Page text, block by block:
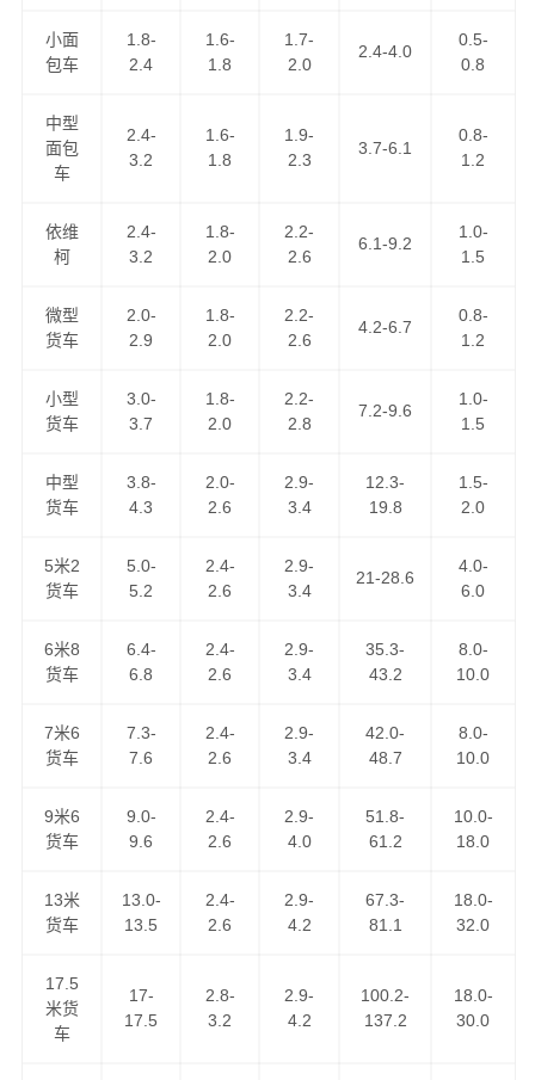
万信物流作为伊春到重庆物流公司
知名企业之一，运营伊
春到重庆货运专线近10年，以“安全、快捷、诚信、真诚”为
客户的认可，现已成为我司品牌专线之一，天天通过零担
货物资源整合发车前往重庆，可上门取货区域：伊美区,乌
力；
伊春到重庆货运公司
为工厂、贸易商、批发商等货主提供
整车、零担、大件运输、普快特快、搬家搬厂、回程车调
配送，送货到指定地点。万信物流是中国人民财产保险公
司货运险的签约公司，是黑龙江省物流行业协会理事单
我们的路线天天走车，满足客户做到以下优势！
1、低价格、高服务：GPS卫星系统全程跟踪，全程保险，
全程高速。
2、高速往返，自由车辆运输，各种车型具备配送。
4、同样运价比速度，同样速度比服务。做精品运输，创一
小面
包车
1.8-
2.4
1.6-
1.8
1.7-
2.0
2.4-4.0
0.5-
0.8
中型
面包
车
2.4-
3.2
1.6-
1.8
1.9-
2.3
3.7-6.1
0.8-
1.2
依维
柯
2.4-
3.2
1.8-
2.0
2.2-
2.6
6.1-9.2
1.0-
1.5
微型
货车
2.0-
2.9
1.8-
2.0
2.2-
2.6
4.2-6.7
0.8-
1.2
小型
货车
3.0-
3.7
1.8-
2.0
2.2-
2.8
7.2-9.6
1.0-
1.5
中型
货车
3.8-
4.3
2.0-
2.6
2.9-
3.4
12.3-
19.8
1.5-
2.0
5米2
货车
5.0-
5.2
2.4-
2.6
2.9-
3.4
21-28.6
4.0-
6.0
6米8
货车
6.4-
6.8
2.4-
2.6
2.9-
3.4
35.3-
43.2
8.0-
10.0
7米6
货车
7.3-
7.6
2.4-
2.6
2.9-
3.4
42.0-
48.7
8.0-
10.0
9米6
货车
9.0-
9.6
2.4-
2.6
2.9-
4.0
51.8-
61.2
10.0-
18.0
13米
货车
13.0-
13.5
2.4-
2.6
2.9-
4.2
67.3-
81.1
18.0-
32.0
17.5
米货
车
17-
17.5
2.8-
3.2
2.9-
4.2
100.2-
137.2
18.0-
30.0